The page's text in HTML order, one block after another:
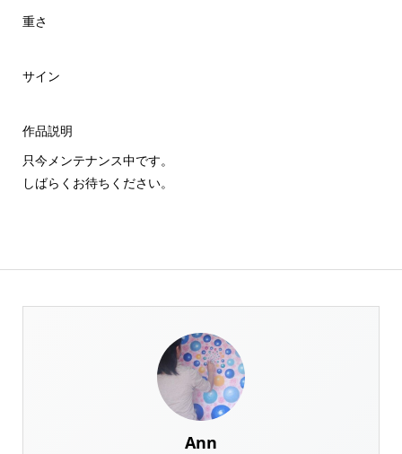
重さ
サイン
作品説明
只今メンテナンス中です。
しばらくお待ちください。
Ann